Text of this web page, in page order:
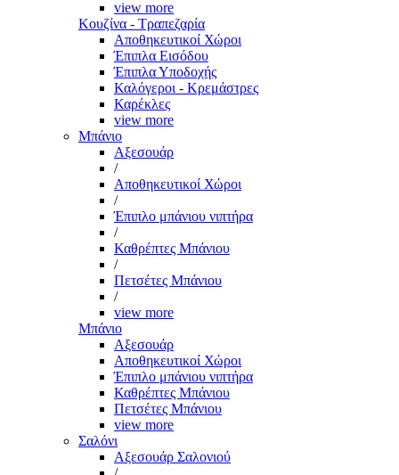
view more
Κουζίνα - Τραπεζαρία
Αποθηκευτικοί Χώροι
Έπιπλα Εισόδου
Έπιπλα Υποδοχής
Καλόγεροι - Κρεμάστρες
Καρέκλες
view more
Μπάνιο
Αξεσουάρ
/
Αποθηκευτικοί Χώροι
/
Έπιπλο μπάνιου νιπτήρα
/
Καθρέπτες Μπάνιου
/
Πετσέτες Μπάνιου
/
view more
Μπάνιο
Αξεσουάρ
Αποθηκευτικοί Χώροι
Έπιπλο μπάνιου νιπτήρα
Καθρέπτες Μπάνιου
Πετσέτες Μπάνιου
view more
Σαλόνι
Αξεσουάρ Σαλονιού